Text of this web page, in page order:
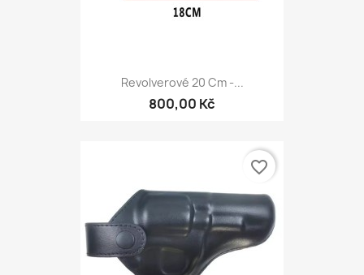
Revolverové 20 Cm -...
800,00 Kč
favorite_border